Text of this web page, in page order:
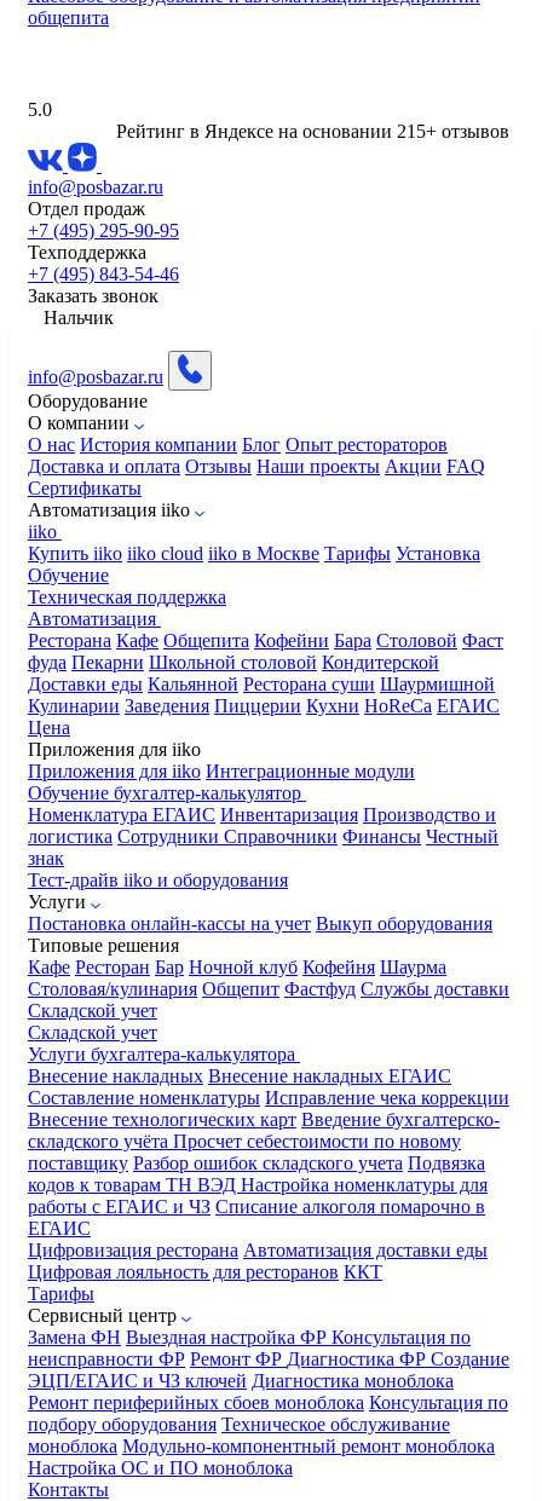
общепита
5.0
Рейтинг в Яндексе на основании 215+ отзывов
info@posbazar.ru
Отдел продаж
+7 (495) 295-90-95
Техподдержка
+7 (495) 843-54-46
Заказать звонок
Нальчик
info@posbazar.ru
Оборудование
О компании
О нас История компании Блог Опыт рестораторов
Доставка и оплата Отзывы Наши проекты Акции FAQ
Сертификаты
Автоматизация iiko
iiko
Купить iiko iiko cloud iiko в Москве Тарифы Установка
Обучение
Техническая поддержка
Автоматизация
Ресторана Кафе Общепита Кофейни Бара Столовой Фаст
фуда Пекарни Школьной столовой Кондитерской
Доставки еды Кальянной Ресторана суши Шаурмишной
Кулинарии Заведения Пиццерии Кухни HoReCa ЕГАИС
Цена
Приложения для iiko
Приложения для iiko Интеграционные модули
Обучение бухгалтер-калькулятор
Номенклатура ЕГАИС Инвентаризация Производство и
логистика Сотрудники Справочники Финансы Честный
знак
Тест-драйв iiko и оборудования
Услуги
Постановка онлайн-кассы на учет Выкуп оборудования
Типовые решения
Кафе Ресторан Бар Ночной клуб Кофейня Шаурма
Столовая/кулинария Общепит Фастфуд Службы доставки
Складской учет
Складской учет
Услуги бухгалтера-калькулятора
Внесение накладных Внесение накладных ЕГАИС
Составление номенклатуры Исправление чека коррекции
Внесение технологических карт Введение бухгалтерско-
складского учёта Просчет себестоимости по новому
поставщику Разбор ошибок складского учета Подвязка
кодов к товарам ТН ВЭД Настройка номенклатуры для
работы с ЕГАИС и ЧЗ Списание алкоголя помарочно в
ЕГАИС
Цифровизация ресторана Автоматизация доставки еды
Цифровая лояльность для ресторанов ККТ
Тарифы
Сервисный центр
Замена ФН Выездная настройка ФР Консультация по
неисправности ФР Ремонт ФР Диагностика ФР Создание
ЭЦП/ЕГАИС и ЧЗ ключей Диагностика моноблока
Ремонт периферийных сбоев моноблока Консультация по
подбору оборудования Техническое обслуживание
моноблока Модульно-компонентный ремонт моноблока
Настройка ОС и ПО моноблока
Контакты